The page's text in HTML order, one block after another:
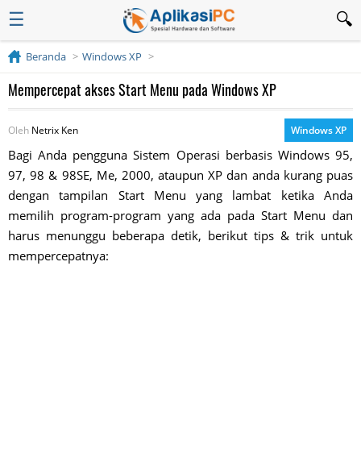
☰
Beranda Windows XP
Mempercepat akses Start Menu pada Windows XP
Oleh Netrix Ken Windows XP
Bagi Anda pengguna Sistem Operasi berbasis Windows 95,
97, 98 & 98SE, Me, 2000, ataupun XP dan anda kurang puas
dengan tampilan Start Menu yang lambat ketika Anda
memilih program-program yang ada pada Start Menu dan
harus menunggu beberapa detik, berikut tips & trik untuk
mempercepatnya: